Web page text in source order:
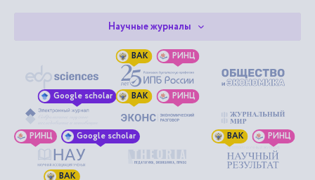
Научные журналы
ВАК РИНЦ
Google scholar ВАК РИНЦ
РИНЦ Google scholar ВАК РИНЦ
ВАК